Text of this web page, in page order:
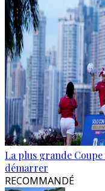
La plus grande
démarrer
RECOMMANDÉ